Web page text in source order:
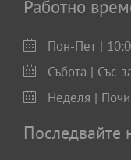
Работно
Пон-Пет |
Събота | Със
Неделя |
Последвайте